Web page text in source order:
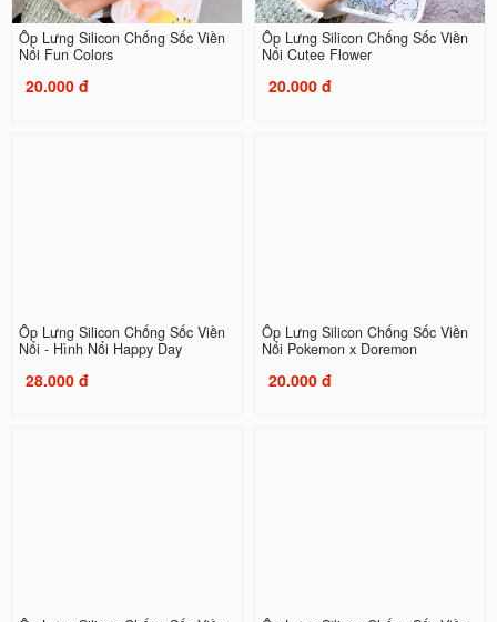
Ốp Lưng Silicon Chống Sốc Viền
Nổi Fun Colors
20.000 đ
Ốp Lưng Silicon Chống Sốc Viền
Nổi Cutee Flower
20.000 đ
Ốp Lưng Silicon Chống Sốc Viền
Nổi - Hình Nổi Happy Day
28.000 đ
Ốp Lưng Silicon Chống Sốc Viền
Nổi Pokemon x Doremon
20.000 đ